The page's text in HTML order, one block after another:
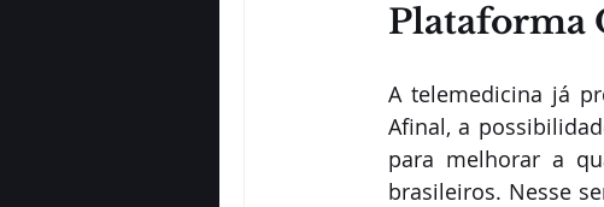
Plataforma
A telemedicina já
Afinal, a
para melhorar a
brasileiros. Nesse